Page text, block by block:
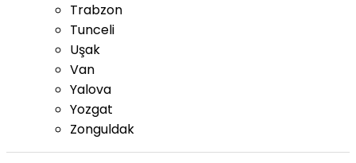
Trabzon
Tunceli
Uşak
Van
Yalova
Yozgat
Zonguldak